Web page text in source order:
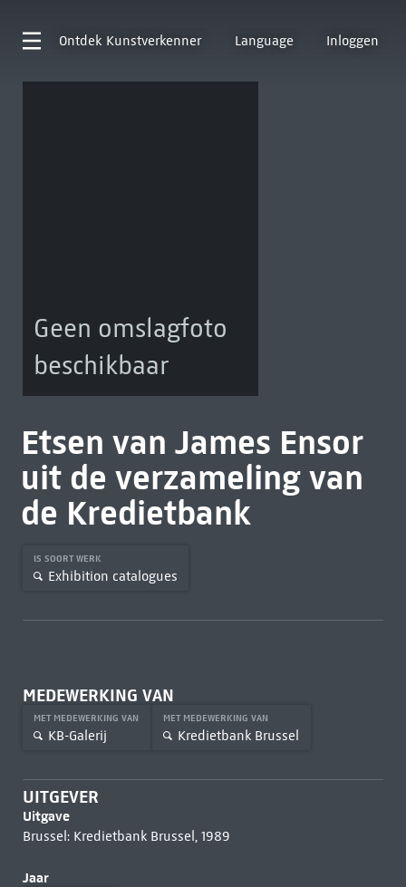
Ontdek Kunstverkenner Language Inloggen
Geen omslagfoto
beschikbaar
Etsen van James Ensor
uit de verzameling van
de Kredietbank
IS SOORT WERK
Exhibition catalogues
MEDEWERKING VAN
MET MEDEWERKING VAN
KB-Galerij
MET MEDEWERKING VAN
Kredietbank Brussel
UITGEVER
Uitgave
Brussel: Kredietbank Brussel, 1989
Jaar